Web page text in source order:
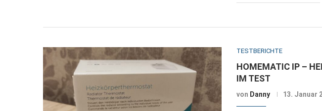
TESTBERICHTE
HOMEMATIC IP –
IM TEST
von Danny 13. Januar